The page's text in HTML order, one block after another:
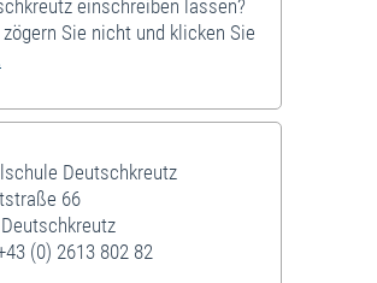
einschreiben lassen?
zögern Sie nicht und klicken Sie
Deutschkreutz
66
(0) 2613 802 82